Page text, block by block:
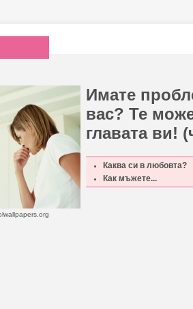
Имате
вас? Те
главата ви!
Каква си в любовта?
Как мъжете...